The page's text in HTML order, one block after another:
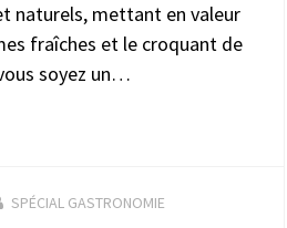
naturels, mettant en valeur
fraîches et le croquant de
soyez un…
SPÉCIAL GASTRONOMIE